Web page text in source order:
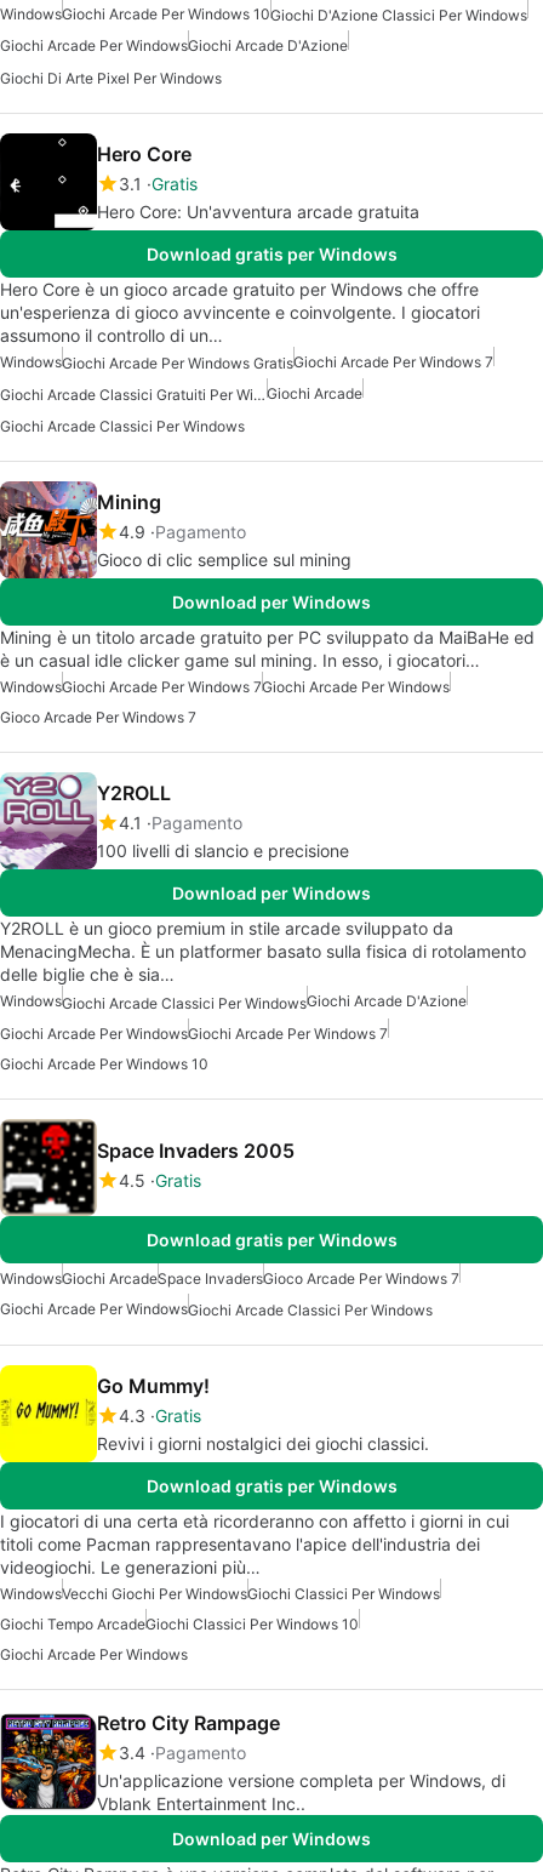
WindowsGiochi Arcade Per Windows 10Giochi D'Azione Classici Per Windows
Giochi Arcade Per WindowsGiochi Arcade D'Azione
Giochi Di Arte Pixel Per Windows
Hero Core
3.1 Gratis
Hero Core: Un'avventura arcade gratuita
Download gratis per Windows
Hero Core è un gioco arcade gratuito per Windows che offre
un'esperienza di gioco avvincente e coinvolgente. I giocatori
assumono il controllo di un…
WindowsGiochi Arcade Per Windows GratisGiochi Arcade Per Windows 7
Giochi Arcade Classici Gratuiti Per WindowsGiochi Arcade
Giochi Arcade Classici Per Windows
Mining
4.9 Pagamento
Gioco di clic semplice sul mining
Download per Windows
Mining è un titolo arcade gratuito per PC sviluppato da MaiBaHe ed
è un casual idle clicker game sul mining. In esso, i giocatori…
WindowsGiochi Arcade Per Windows 7Giochi Arcade Per Windows
Gioco Arcade Per Windows 7
Y2ROLL
4.1
Pagamento
100 livelli di slancio e precisione
Download per Windows
Y2ROLL è un gioco premium in stile arcade sviluppato da
MenacingMecha. È un platformer basato sulla fisica di rotolamento
delle biglie che è sia…
WindowsGiochi Arcade Classici Per WindowsGiochi Arcade D'Azione
Giochi Arcade Per WindowsGiochi Arcade Per Windows 7
Giochi Arcade Per Windows 10
Space Invaders 2005
4.5 Gratis
Download gratis per Windows
WindowsGiochi ArcadeSpace InvadersGioco Arcade Per Windows 7
Giochi Arcade Per WindowsGiochi Arcade Classici Per Windows
Go Mummy!
4.3 Gratis
Revivi i giorni nostalgici dei giochi classici.
Download gratis per Windows
I giocatori di una certa età ricorderanno con affetto i giorni in cui
titoli come Pacman rappresentavano l'apice dell'industria dei
videogiochi. Le generazioni più…
WindowsVecchi Giochi Per WindowsGiochi Classici Per Windows
Giochi Tempo ArcadeGiochi Classici Per Windows 10
Giochi Arcade Per Windows
Retro City Rampage
3.4 Pagamento
Un'applicazione versione completa per Windows, di
Vblank Entertainment Inc..
Download per Windows